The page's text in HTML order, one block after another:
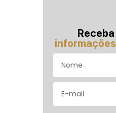
Receba
informações